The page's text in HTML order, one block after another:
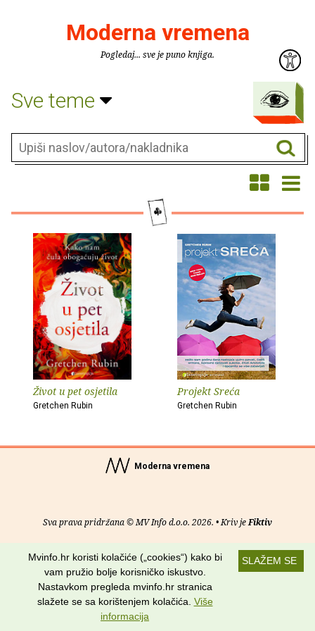
Moderna vremena
Pogledaj... sve je puno knjiga.
Sve teme
Život u pet osjetila
Gretchen Rubin
Projekt Sreća
Gretchen Rubin
Moderna vremena
Sva prava pridržana © MV Info d.o.o. 2026. • Kriv jeFiktiv
RSS kanali
Potraži nas na:
SLAŽEM SE
Mvinfo.hr koristi kolačiće („cookies“) kako bi
vam pružio bolje korisničko iskustvo.
Nastavkom pregleda mvinfo.hr stranica
slažete se sa korištenjem kolačića. Više
informacija